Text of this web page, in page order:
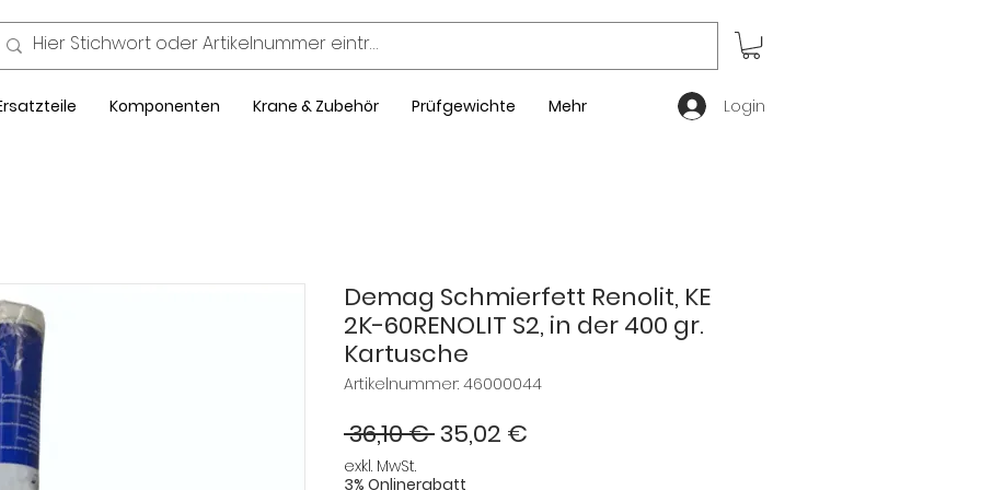
Login
Komponenten Krane & Zubehör Prüfgewichte Mehr
Demag Schmierfett Renolit, KE
2K-60RENOLIT S2, in der 400 gr.
Kartusche
Artikelnummer: 46000044
36,10 € Standardpreis
35,02 €
exkl. MwSt.
3% Onlinerabatt